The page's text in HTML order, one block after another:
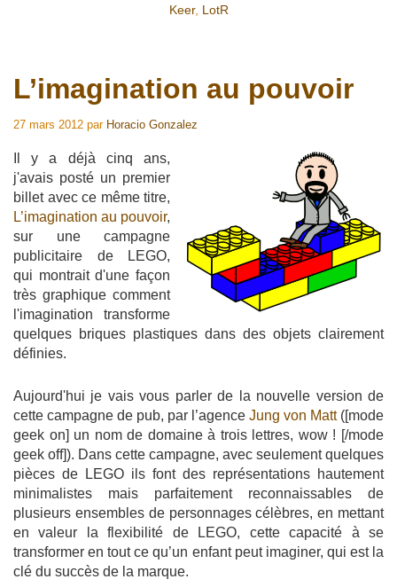
Keer, LotR
L’imagination au pouvoir
27 mars 2012 par Horacio Gonzalez
Il y a déjà cinq ans,
j'avais posté un premier
billet avec ce même titre,
L’imagination au pouvoir,
sur une campagne
publicitaire de LEGO,
qui montrait d'une façon
très graphique comment
l'imagination transforme
quelques briques plastiques dans des objets clairement
définies.
Aujourd'hui je vais vous parler de la nouvelle version de
cette campagne de pub, par l’agence Jung von Matt([mode
geek on] un nom de domaine à trois lettres, wow ! [/mode
geek off]). Dans cette campagne, avec seulement quelques
pièces de LEGO ils font des représentations hautement
minimalistes mais parfaitement reconnaissables de
plusieurs ensembles de personnages célèbres, en mettant
en valeur la flexibilité de LEGO, cette capacité à se
transformer en tout ce qu’un enfant peut imaginer, qui est la
clé du succès de la marque.